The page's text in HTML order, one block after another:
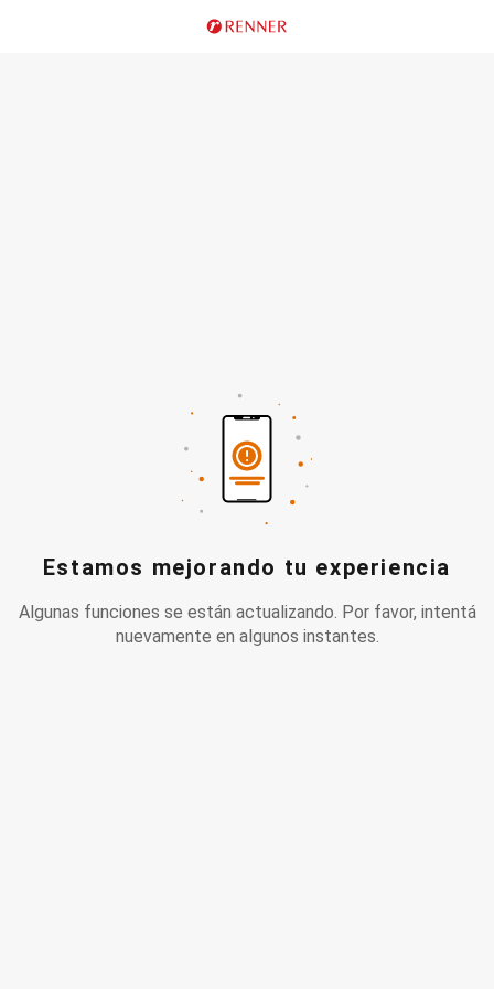
Estamos mejorando tu experiencia
Algunas funciones se están actualizando. Por favor, intentá
nuevamente en algunos instantes.